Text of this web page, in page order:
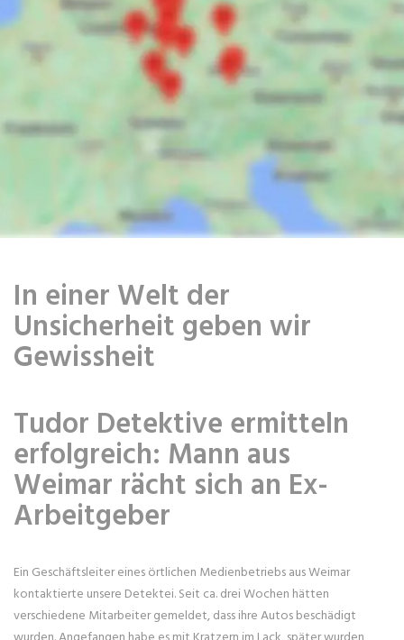
In einer Welt der
Unsicherheit geben wir
Gewissheit
Tudor Detektive ermitteln
erfolgreich: Mann aus
Weimar rächt sich an Ex-
Arbeitgeber
Ein Geschäftsleiter eines örtlichen Medienbetriebs aus Weimar
kontaktierte unsere Detektei. Seit ca. drei Wochen hätten
verschiedene Mitarbeiter gemeldet, dass ihre Autos beschädigt
wurden. Angefangen habe es mit Kratzern im Lack, später wurden